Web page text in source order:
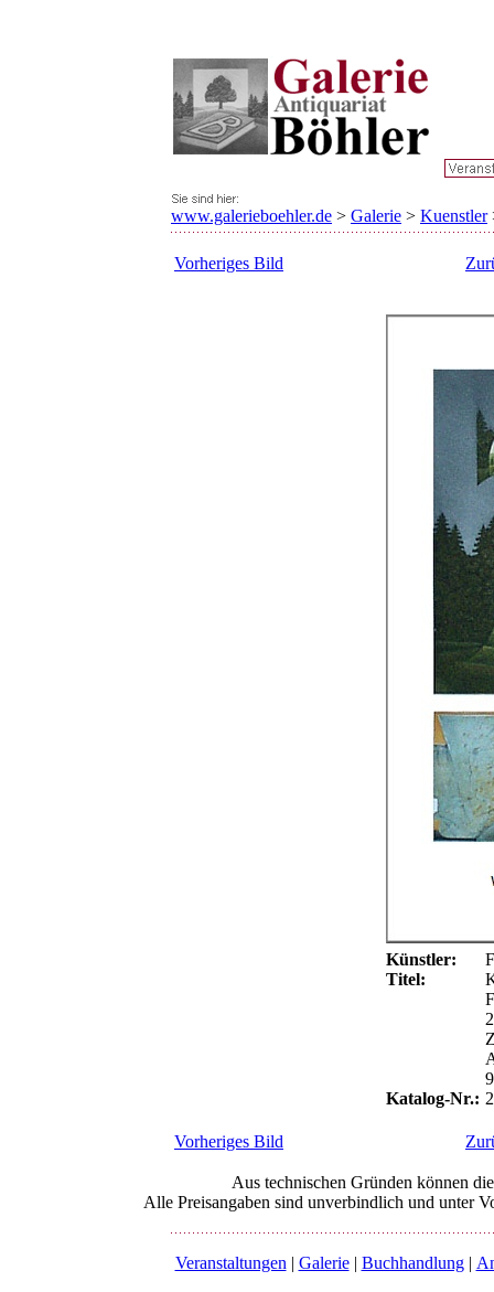
www.galerieboehler.de > Galerie > Kuenstler
Vorheriges Bild
Künstler:
Titel:
Katalog-Nr.: 2
Vorheriges Bild
Aus technischen Gründen können
Alle Preisangaben sind unverbindlich und unter
Veranstaltungen | Galerie| Buchhandlung|